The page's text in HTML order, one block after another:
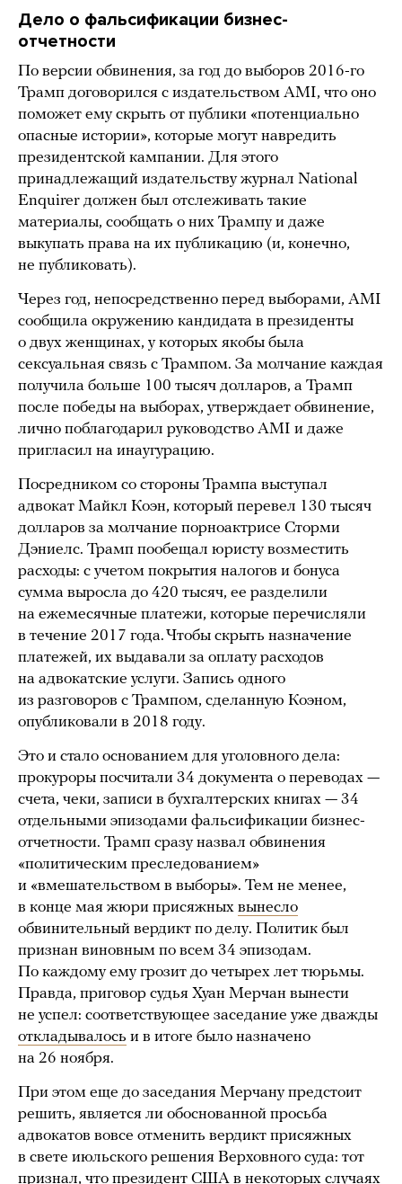
Дело о фальсификации бизнес-
отчетности
По версии обвинения, за год до выборов 2016-го
Трамп договорился с издательством AMI, что оно
поможет ему скрыть от публики «потенциально
опасные истории», которые могут навредить
президентской кампании. Для этого
принадлежащий издательству журнал National
Enquirer должен был отслеживать такие
материалы, сообщать о них Трампу и даже
выкупать права на их публикацию (и, конечно,
не публиковать).
Через год, непосредственно перед выборами, AMI
сообщила окружению кандидата в президенты
о двух женщинах, у которых якобы была
сексуальная связь с Трампом. За молчание каждая
получила больше 100 тысяч долларов, а Трамп
после победы на выборах, утверждает обвинение,
лично поблагодарил руководство AMI и даже
пригласил на инаугурацию.
Посредником со стороны Трампа выступал
адвокат Майкл Коэн, который перевел 130 тысяч
долларов за молчание порноактрисе Сторми
Дэниелс. Трамп пообещал юристу возместить
расходы: с учетом покрытия налогов и бонуса
сумма выросла до 420 тысяч, ее разделили
на ежемесячные платежи, которые перечисляли
в течение 2017 года. Чтобы скрыть назначение
платежей, их выдавали за оплату расходов
на адвокатские услуги. Запись одного
из разговоров с Трампом, сделанную Коэном,
опубликовали в 2018 году.
Это и стало основанием для уголовного дела:
прокуроры посчитали 34 документа о переводах —
счета, чеки, записи в бухгалтерских книгах — 34
отдельными эпизодами фальсификации бизнес-
отчетности. Трамп сразу назвал обвинения
«политическим преследованием»
и «вмешательством в выборы». Тем не менее,
в конце мая жюри присяжных вынесло
обвинительный вердикт по делу. Политик был
признан виновным по всем 34 эпизодам.
По каждому ему грозит до четырех лет тюрьмы.
Правда, приговор судья Хуан Мерчан вынести
не успел: соответствующее заседание уже дважды
откладывалось и в итоге было назначено
на 26 ноября.
При этом еще до заседания Мерчану предстоит
решить, является ли обоснованной просьба
адвокатов вовсе отменить вердикт присяжных
в свете июльского решения Верховного суда: тот
признал, что президент США в некоторых случаях